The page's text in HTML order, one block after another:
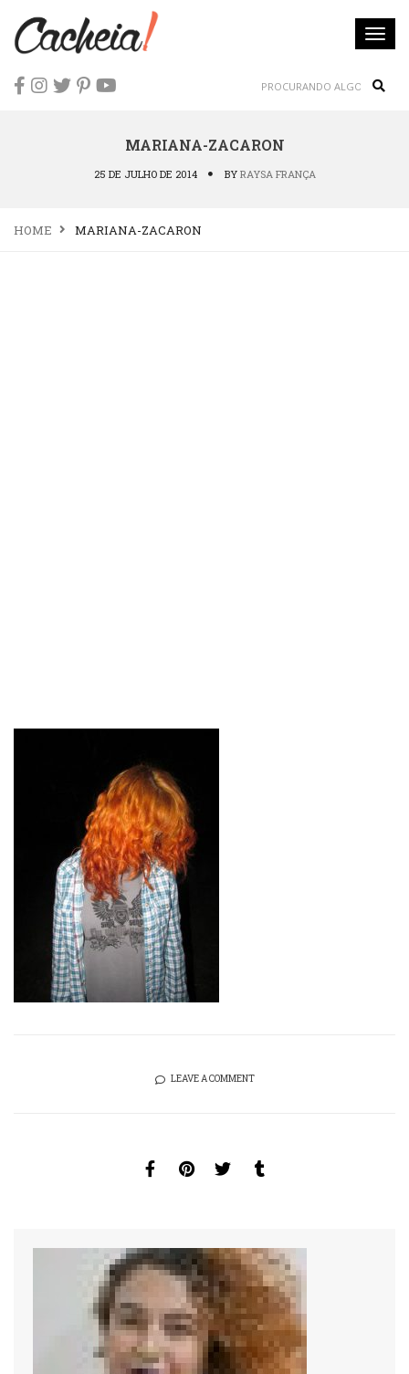
MARIANA-ZACARON
25 DE JULHO DE 2014 BY RAYSA FRANÇA
HOME MARIANA-ZACARON
LEAVE A COMMENT